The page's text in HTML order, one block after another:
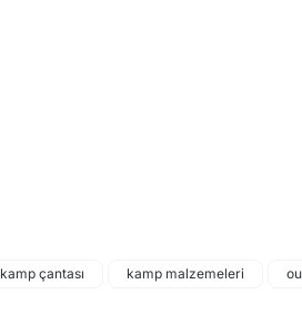
kamp çantası kamp malzemeleri